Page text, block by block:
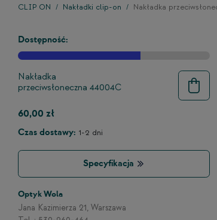
CLIP ON Nakładki clip-on Nakładka
Dostępność:
Nakładka
przeciwsłoneczna 44004C
60,00 zł
Czas dostawy: 1-2 dni
Specyfikacja
Optyk Wola
Jana Kazimierza 21, Warszawa